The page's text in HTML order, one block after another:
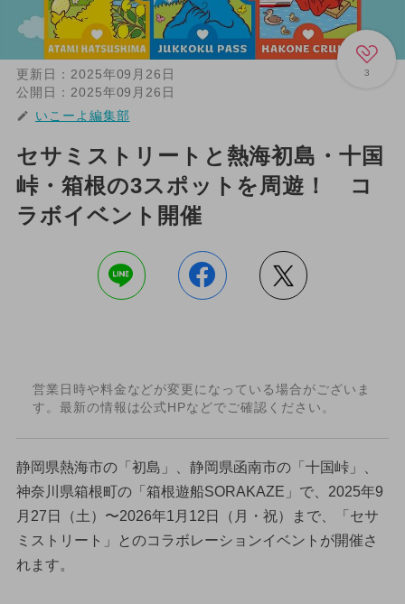
3
更新日： 2025年09月26日
公開日： 2025年09月26日
いこーよ編集部
セサミストリートと熱海初島・十国
峠・箱根の3スポットを周遊！ コ
ラボイベント開催
営業日時や料金などが変更になっている場合がございま
す。最新の情報は公式HPなどでご確認ください。
静岡県熱海市の「初島」、静岡県函南市の「十国峠」、
神奈川県箱根町の「箱根遊船SORAKAZE」で、2025年9
月27日（土）〜2026年1月12日（月・祝）まで、「セサ
ミストリート」とのコラボレーションイベントが開催さ
れます。